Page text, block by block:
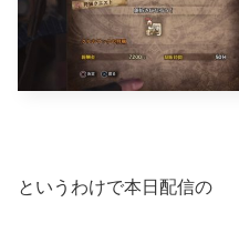
というわけで本日配信の